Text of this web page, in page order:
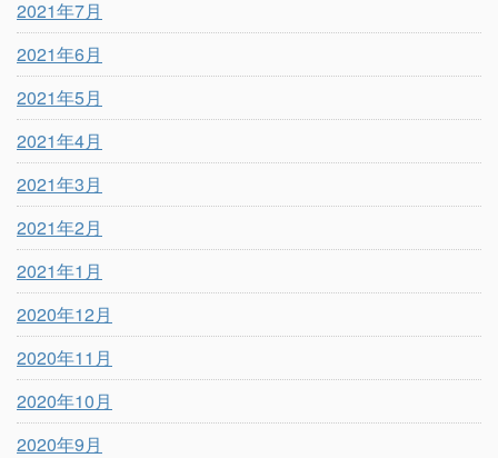
2021年7月
2021年6月
2021年5月
2021年4月
2021年3月
2021年2月
2021年1月
2020年12月
2020年11月
2020年10月
2020年9月